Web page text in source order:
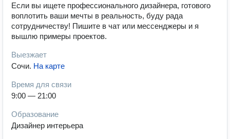
Если вы ищете профессионального дизайнера, готового
воплотить ваши мечты в реальность, буду рада
сотрудничеству! Пишите в чат или мессенджеры и я
вышлю примеры проектов.
Выезжает
Сочи. На карте
Время для связи
9:00 — 21:00
Образование
Дизайнер интерьера